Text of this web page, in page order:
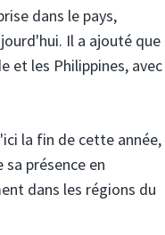
dans le pays,
Il a ajouté que
et les Philippines, avec
la fin de cette année,
présence en
dans les régions du